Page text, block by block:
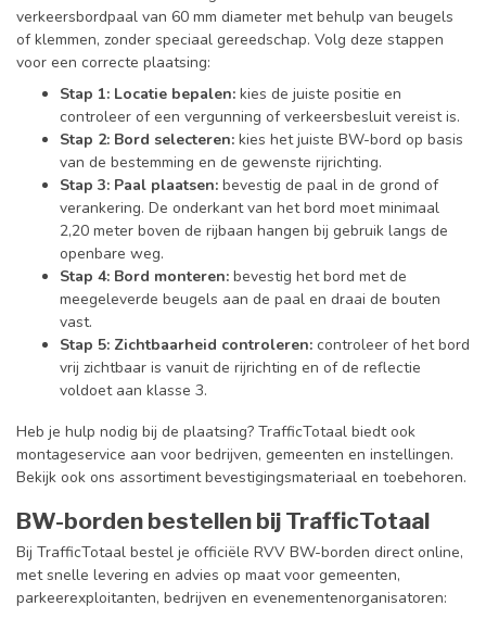
verkeersbordpaal van 60 mm diameter met behulp van beugels
of klemmen, zonder speciaal gereedschap. Volg deze stappen
voor een correcte plaatsing:
Stap 1: Locatie bepalen: kies de juiste positie en
controleer of een vergunning of verkeersbesluit vereist is.
Stap 2: Bord selecteren: kies het juiste BW-bord op basis
van de bestemming en de gewenste rijrichting.
Stap 3: Paal plaatsen: bevestig de paal in de grond of
verankering. De onderkant van het bord moet minimaal
2,20 meter boven de rijbaan hangen bij gebruik langs de
openbare weg.
Stap 4: Bord monteren: bevestig het bord met de
meegeleverde beugels aan de paal en draai de bouten
vast.
Stap 5: Zichtbaarheid controleren: controleer of het bord
vrij zichtbaar is vanuit de rijrichting en of de reflectie
voldoet aan klasse 3.
Heb je hulp nodig bij de plaatsing? TrafficTotaal biedt ook
montageservice aan voor bedrijven, gemeenten en instellingen.
Bekijk ook ons assortiment bevestigingsmateriaal en toebehoren.
BW-borden bestellen bij TrafficTotaal
Bij TrafficTotaal bestel je officiële RVV BW-borden direct online,
met snelle levering en advies op maat voor gemeenten,
parkeerexploitanten, bedrijven en evenementenorganisatoren: